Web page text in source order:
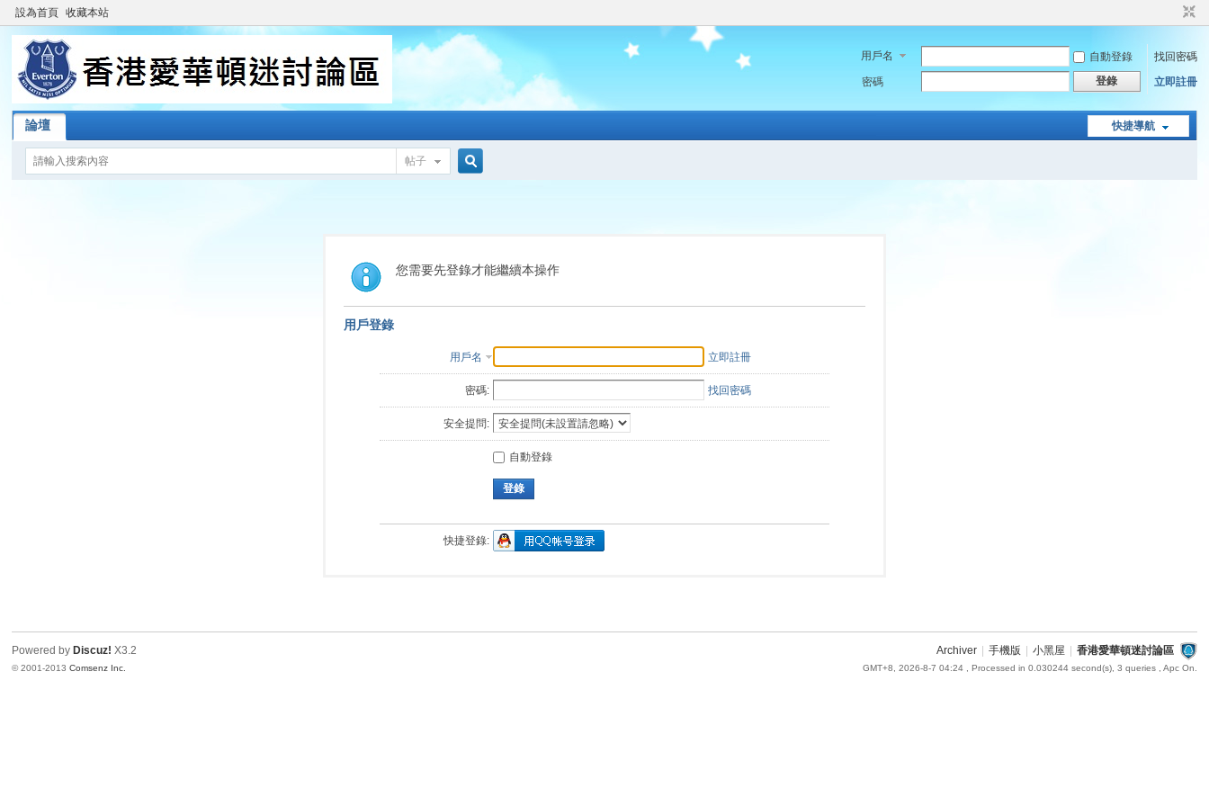
設為首頁 收藏本站
用戶名 自動登錄
找回密碼
密碼
登錄 立即註冊
快捷導航
論壇
帖子
索
您需要先登錄才能繼續本操作
用戶登錄
用戶名 立即註冊
密碼: 找回密碼
安全提問:
自動登錄
登錄
快捷登錄:
Archiver 手機版 小黑屋 香港愛華頓迷討論區
GMT+8, 2026-8-7 04:24, Processed in 0.030244 second(s), 3 queries , Apc On.
Powered by Discuz! X3.2
© 2001-2013Comsenz Inc.